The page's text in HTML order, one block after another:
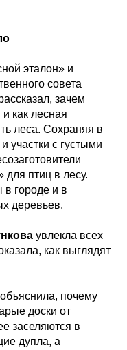
эталон» и
совета
зачем
как лесная
леса. Сохраняя в
участки с густыми
птиц в лесу.
в городе и в
деревьев.
увлекла всех
как выглядят
объяснила, почему
доски от
заселяются в
дупла, а